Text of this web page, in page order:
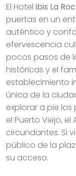
El Hotel ibis La
puertas en un
auténtico y
efervescencia
pocos pasos de
históricas y el
establecimiento
única de la
explorar a pie
el Puerto Viejo, el
circundantes. Si
público de la
su acceso.